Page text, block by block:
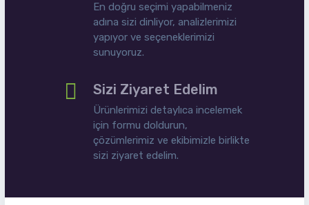
En doğru seçimi yapabilmeniz
adına sizi dinliyor, analizlerimizi
yapıyor ve seçeneklerimizi
sunuyoruz.
Sizi Ziyaret Edelim
Ürünlerimizi detaylıca incelemek
için formu doldurun,
çözümlerimiz ve ekibimizle birlikte
sizi ziyaret edelim.